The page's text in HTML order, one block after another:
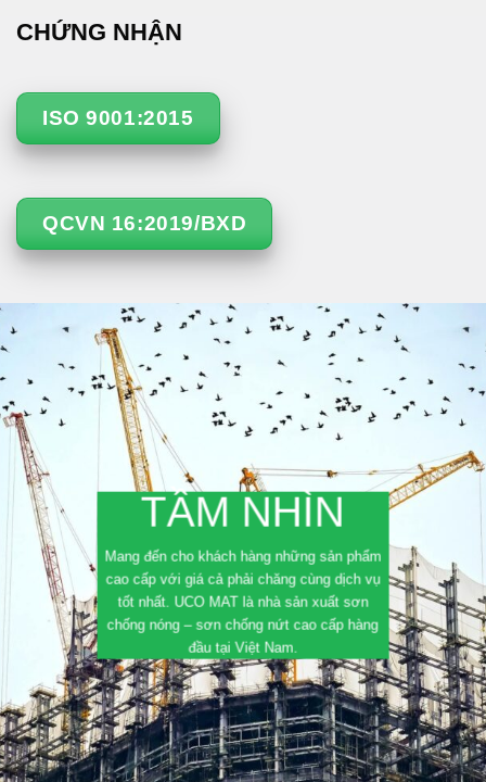
CHỨNG NHẬN
ISO 9001:2015
QCVN 16:2019/BXD
TẦM NHÌN
Mang đến cho khách hàng những sản phẩm
cao cấp với giá cả phải chăng cùng dịch vụ
tốt nhất. UCO MAT là nhà sản xuất sơn
chống nóng – sơn chống nứt cao cấp hàng
đầu tại Việt Nam.